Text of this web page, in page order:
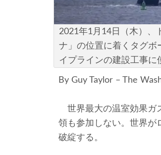
2021年1月14日（木）、
ナ」の位置に着くタグボ
イプラインの建設工事に
By Guy Taylor – The
世界最大の温室効果ガ
領も参加しない。世界が
破綻する。